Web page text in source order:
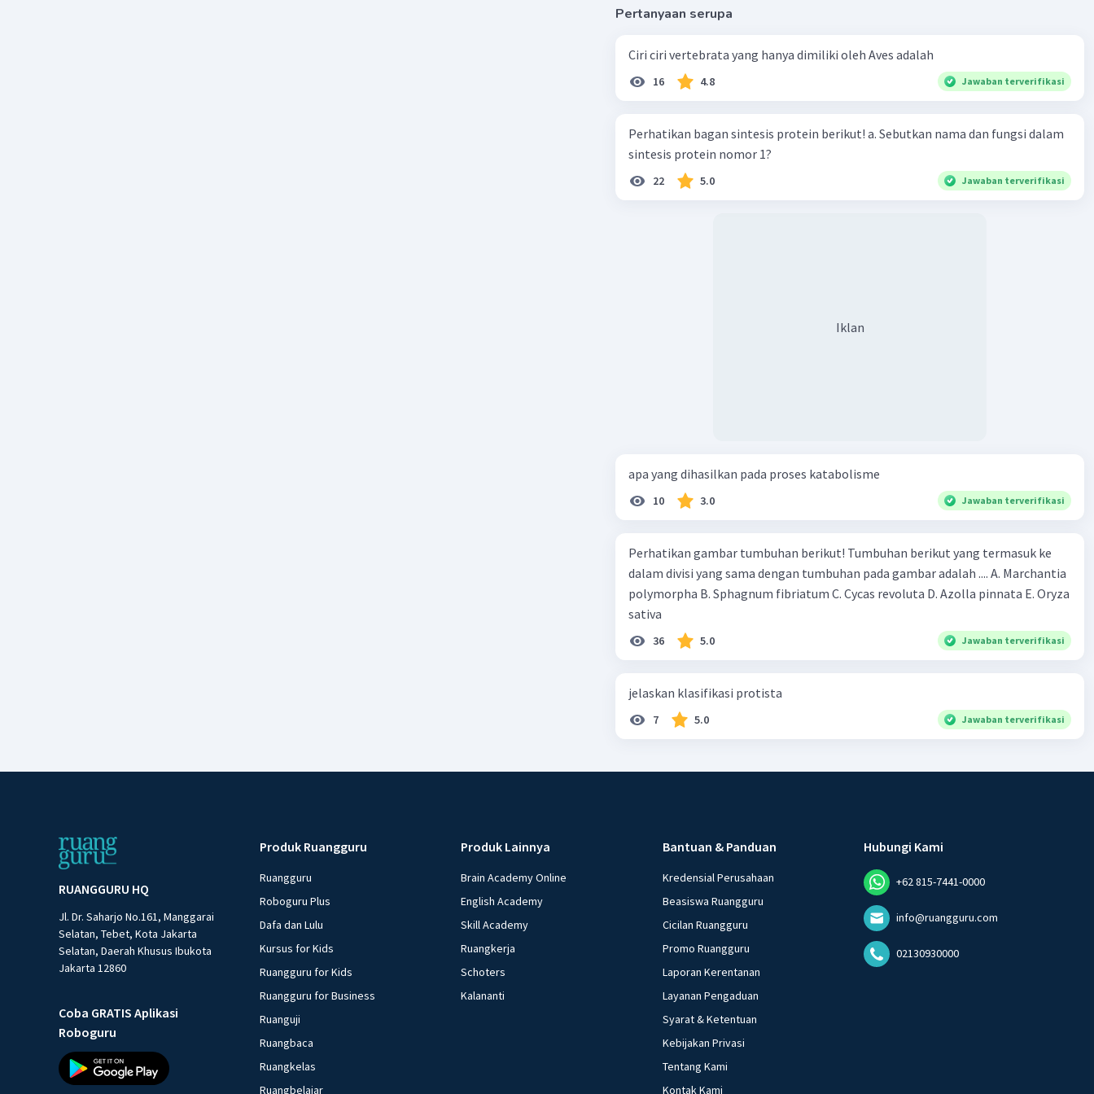
Pertanyaan serupa
Ciri ciri vertebrata yang hanya dimiliki oleh Aves adalah
16 4.8 Jawaban terverifikasi
Perhatikan bagan sintesis protein berikut! a. Sebutkan nama dan fungsi dalam
sintesis protein nomor 1?
22 5.0 Jawaban terverifikasi
Iklan
apa yang dihasilkan pada proses katabolisme
10 3.0 Jawaban terverifikasi
Perhatikan gambar tumbuhan berikut! Tumbuhan berikut yang termasuk ke
dalam divisi yang sama dengan tumbuhan pada gambar adalah .... A. Marchantia
polymorpha B. Sphagnum fibriatum C. Cycas revoluta D. Azolla pinnata E. Oryza
sativa
36 5.0 Jawaban terverifikasi
jelaskan klasifikasi protista
7 5.0 Jawaban terverifikasi
RUANGGURU HQ
Jl. Dr. Saharjo No.161, Manggarai
Selatan, Tebet, Kota Jakarta
Selatan, Daerah Khusus Ibukota
Jakarta 12860
Coba GRATIS Aplikasi
Roboguru
Produk Ruangguru
Ruangguru
Roboguru Plus
Dafa dan Lulu
Kursus for Kids
Ruangguru for Kids
Ruangguru for Business
Ruanguji
Ruangbaca
Ruangkelas
Ruangbelajar
Produk Lainnya
Brain Academy Online
English Academy
Skill Academy
Ruangkerja
Schoters
Kalananti
Bantuan & Panduan
Kredensial Perusahaan
Beasiswa Ruangguru
Cicilan Ruangguru
Promo Ruangguru
Laporan Kerentanan
Layanan Pengaduan
Syarat & Ketentuan
Kebijakan Privasi
Tentang Kami
Kontak Kami
Hubungi Kami
+62 815-7441-0000
info@ruangguru.com
02130930000